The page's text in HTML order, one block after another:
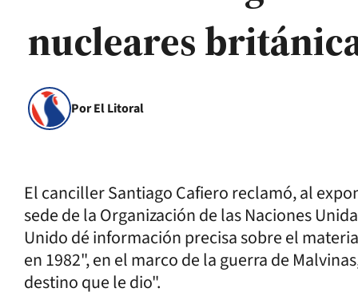
nucleares
Por El Litoral
El canciller Santiago Cafiero reclamó, al
sede de la Organización de las Naciones
Unido dé información precisa sobre el
en 1982", en el marco de la guerra de
destino que le dio".